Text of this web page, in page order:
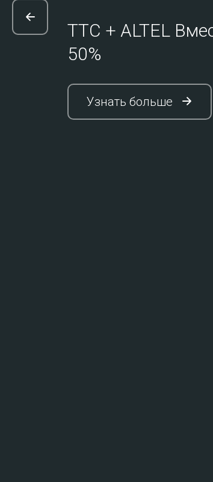
TTC + ALTEL
50%
Узнать больше